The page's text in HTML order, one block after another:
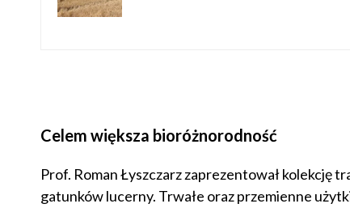
Celem większa bioróżnorodność
Prof. Roman Łyszczarz zaprezentował kolekcję
gatunków lucerny. Trwałe oraz przemienne